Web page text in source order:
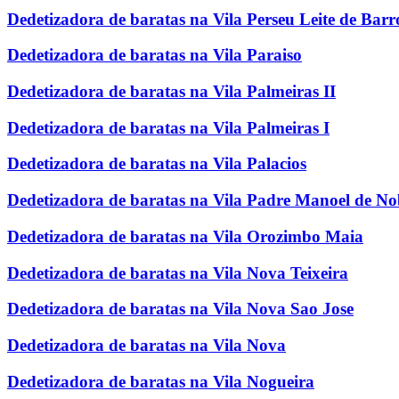
Dedetizadora de baratas na Vila Perseu Leite de
Dedetizadora de baratas na Vila Paraiso
Dedetizadora de baratas na Vila Palmeiras II
Dedetizadora de baratas na Vila Palmeiras I
Dedetizadora de baratas na Vila Palacios
Dedetizadora de baratas na Vila Padre Manoel de
Dedetizadora de baratas na Vila Orozimbo Maia
Dedetizadora de baratas na Vila Nova Teixeira
Dedetizadora de baratas na Vila Nova Sao Jose
Dedetizadora de baratas na Vila Nova
Dedetizadora de baratas na Vila Nogueira